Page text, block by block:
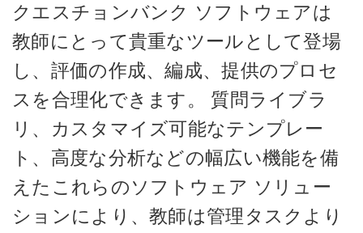
クエスチョンバンク ソフトウェアは
教師にとって貴重なツールとして登場
し、評価の作成、編成、提供のプロセ
スを合理化できます。 質問ライブラ
リ、カスタマイズ可能なテンプレー
ト、高度な分析などの幅広い機能を備
えたこれらのソフトウェア ソリュー
ションにより、教師は管理タスクより